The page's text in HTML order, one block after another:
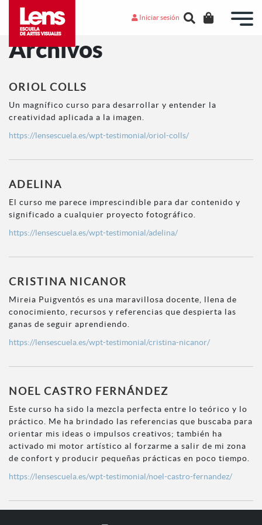
Iniciar sesión
Archivos
ORIOL COLLS
Un magnífico curso para desarrollar y entender la
creatividad aplicada a la imagen.
https://lensescuela.es/wpt-testimonial/oriol-colls/
ADELINA
El curso me parece imprescindible para dar contenido y
significado a cualquier proyecto fotográfico.
https://lensescuela.es/wpt-testimonial/adelina/
CRISTINA NICANOR
Mireia Puigventós es una maravillosa docente, llena de
conocimiento, recursos y referencias que despierta las
ganas de seguir aprendiendo.
https://lensescuela.es/wpt-testimonial/cristina-nicanor/
NOEL CASTRO FERNÁNDEZ
Este curso ha sido la mezcla perfecta entre lo teórico y lo
práctico. Me ha brindado las referencias que buscaba para
orientar mis ideas o impulsos creativos; también ha
activado mi motor artístico al forzarme a salir de mi zona
de confort y producir pequeñas prácticas en poco tiempo.
https://lensescuela.es/wpt-testimonial/noel-castro-fernandez/